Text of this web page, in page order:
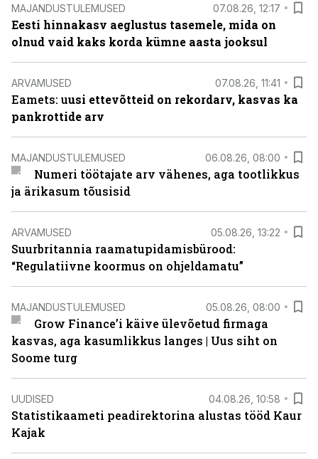
MAJANDUSTULEMUSED 07.08.26, 12:17
Eesti hinnakasv aeglustus tasemele, mida on
olnud vaid kaks korda kümne aasta jooksul
ARVAMUSED 07.08.26, 11:41
Eamets: uusi ettevõtteid on rekordarv, kasvas ka
pankrottide arv
MAJANDUSTULEMUSED 06.08.26, 08:00
Numeri töötajate arv vähenes, aga tootlikkus
ja ärikasum tõusisid
ARVAMUSED 05.08.26, 13:22
Suurbritannia raamatupidamisbürood:
“Regulatiivne koormus on ohjeldamatu”
MAJANDUSTULEMUSED 05.08.26, 08:00
Grow Finance’i käive ülevõetud firmaga
kasvas, aga kasumlikkus langes | Uus siht on
Soome turg
UUDISED 04.08.26, 10:58
Statistikaameti peadirektorina alustas tööd Kaur
Kajak